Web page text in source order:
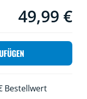
Beleuchtung
das Licht zu
nutze in der
Aktueller Preis ist
49,99 €
Bestellwert